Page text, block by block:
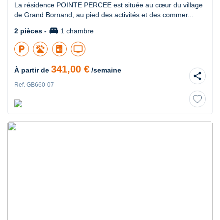
La résidence POINTE PERCEE est située au cœur du village
de Grand Bornand, au pied des activités et des commer...
2 pièces - king_bed 1 chambre
local_parking tv
À partir de 341,00 € /semaine
Ref. GB660-07
share